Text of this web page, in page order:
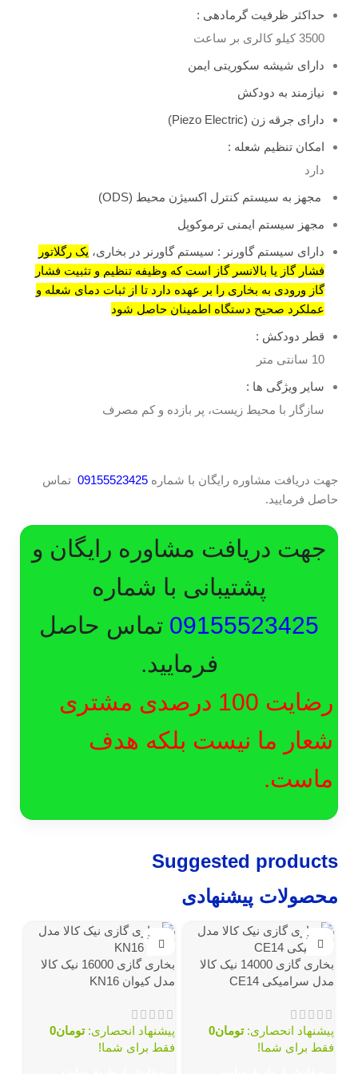
حداکثر ظرفیت گرمادهی :
3500 کیلو کالری بر ساعت
دارای شیشه سکوریتی ایمن
نیازمند به دودکش
دارای جرقه زن (Piezo Electric)
امکان تنظیم شعله :
دارد
مجهز به سیستم کنترل اکسیژن محیط (ODS)
مجهز سیستم ایمنی ترموکوپل
دارای سیستم گاورنر : سیستم گاورنر در بخاری، یک رگلاتور
فشار گاز یا بالانسر گاز است که وظیفه تنظیم و تثبیت فشار
گاز ورودی به بخاری را بر عهده دارد تا از ثبات دمای شعله و
عملکرد صحیح دستگاه اطمینان حاصل شود
قطر دودکش :
10 سانتی متر
سایر ویژگی ها :
سازگار با محیط زیست، پر بازده و کم مصرف
جهت دریافت مشاوره رایگان با شماره 09155523425 تماس
حاصل فرمایید.
جهت دریافت مشاوره رایگان و
پشتیبانی با شماره
09155523425 تماس حاصل
فرمایید.
رضایت 100 درصدی مشتری
شعار ما نیست بلکه هدف
ماست.
Suggested products
محصولات پیشنهادی
ناموجود
بخاری گازی 14000 نیک کالا
مدل سرامیکی CE14
پیشنهاد انحصاری:تومان0
فقط برای شما!
ناموجود
بخاری گازی 16000 نیک کالا
مدل کیوان KN16
پیشنهاد انحصاری:تومان0
فقط برای شما!